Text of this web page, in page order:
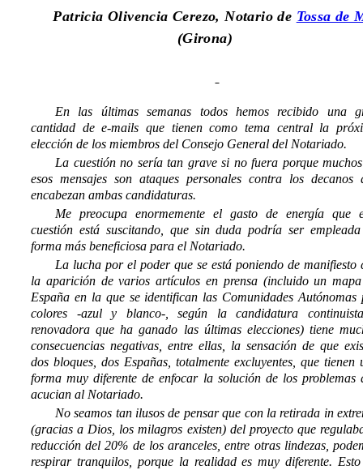
Patricia Olivencia Cerezo, Notario de Tossa de
(Girona)
En las últimas semanas todos hemos recibido una
cantidad de e-mails que tienen como tema central la
elección de los miembros del Consejo General del Notariado.
La cuestión no sería tan grave si no fuera porque
esos mensajes son ataques personales contra los decanos
encabezan ambas candidaturas.
Me preocupa enormemente el gasto de energía que
cuestión está suscitando, que sin duda podría ser
forma más beneficiosa para el Notariado.
La lucha por el poder que se está poniendo de manifiesto
la aparición de varios artículos en prensa (incluido un
España en la que se identifican las Comunidades Autónomas
colores -azul y blanco-, según la candidatura
renovadora que ha ganado las últimas elecciones) tiene
consecuencias negativas, entre ellas, la sensación de que
dos bloques, dos Españas, totalmente excluyentes, que tienen
forma muy diferente de enfocar la solución de los problemas
acucian al Notariado.
No seamos tan ilusos de pensar que con la retirada in
(gracias a Dios, los milagros existen) del proyecto que
reducción del 20% de los aranceles, entre otras lindezas,
respirar tranquilos, porque la realidad es muy diferente.